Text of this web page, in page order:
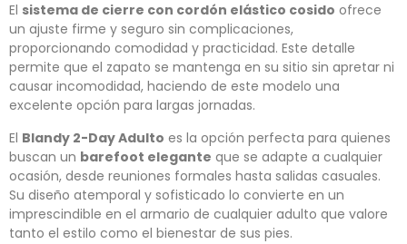
El sistema de cierre con cordón elástico cosido ofrece
un ajuste firme y seguro sin complicaciones,
proporcionando comodidad y practicidad. Este detalle
permite que el zapato se mantenga en su sitio sin apretar ni
causar incomodidad, haciendo de este modelo una
excelente opción para largas jornadas.
El Blandy 2-Day Adulto es la opción perfecta para quienes
buscan un barefoot elegante que se adapte a cualquier
ocasión, desde reuniones formales hasta salidas casuales.
Su diseño atemporal y sofisticado lo convierte en un
imprescindible en el armario de cualquier adulto que valore
tanto el estilo como el bienestar de sus pies.